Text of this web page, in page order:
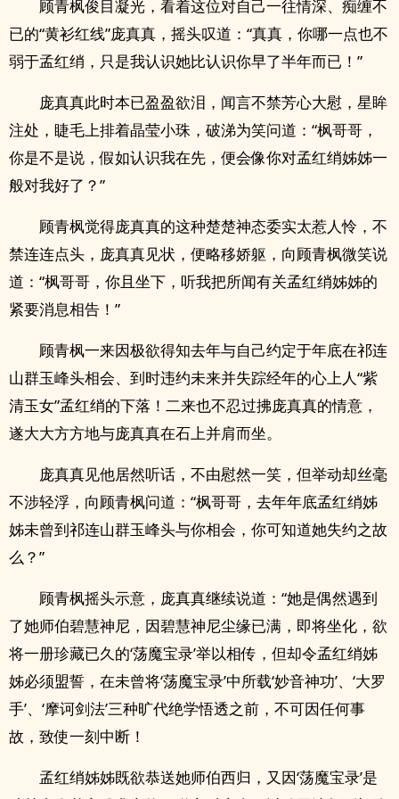
顾青枫俊目凝光，看着这位对自己一往情深、痴缠不
已的“黄衫红线”庞真真，摇头叹道：“真真，你哪一点也不
弱于孟红绡，只是我认识她比认识你早了半年而已！”
庞真真此时本已盈盈欲泪，闻言不禁芳心大慰，星眸
注处，睫毛上排着晶莹小珠，破涕为笑问道：“枫哥哥，
你是不是说，假如认识我在先，便会像你对孟红绡姊姊一
般对我好了？”
顾青枫觉得庞真真的这种楚楚神态委实太惹人怜，不
禁连连点头，庞真真见状，便略移娇躯，向顾青枫微笑说
道：“枫哥哥，你且坐下，听我把所闻有关孟红绡姊姊的
紧要消息相告！”
顾青枫一来因极欲得知去年与自己约定于年底在祁连
山群玉峰头相会、到时违约未来并失踪经年的心上人“紫
清玉女”孟红绡的下落！二来也不忍过拂庞真真的情意，
遂大大方方地与庞真真在石上并肩而坐。
庞真真见他居然听话，不由慰然一笑，但举动却丝毫
不涉轻浮，向顾青枫问道：“枫哥哥，去年年底孟红绡姊
姊未曾到祁连山群玉峰头与你相会，你可知道她失约之故
么？”
顾青枫摇头示意，庞真真继续说道：“她是偶然遇到
了她师伯碧慧神尼，因碧慧神尼尘缘已满，即将坐化，欲
将一册珍藏已久的‘荡魔宝录’举以相传，但却令孟红绡姊
姊必须盟誓，在未曾将‘荡魔宝录’中所载‘妙音神功’、‘大罗
手’、‘摩诃剑法’三种旷代绝学悟透之前，不可因任何事
故，致使一刻中断！
孟红绡姊姊既欲恭送她师伯西归，又因‘荡魔宝录’是